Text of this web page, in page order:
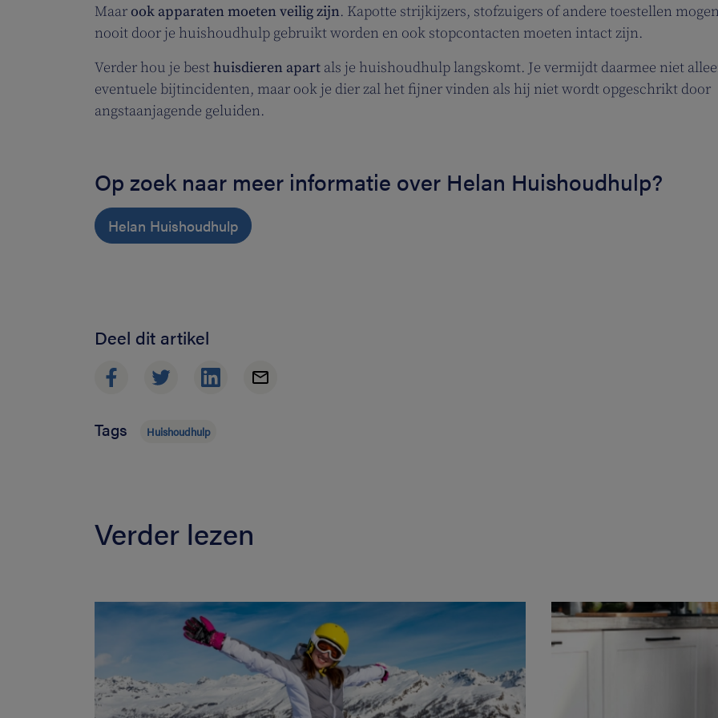
Maar ook apparaten moeten veilig zijn. Kapotte strijkijzers, stofzuigers of andere toestellen
nooit door je huishoudhulp gebruikt worden en ook stopcontacten moeten intact zijn.
Verder hou je besthuisdieren apart als je huishoudhulp langskomt. Je vermijdt daarmee niet
eventuele bijtincidenten, maar ook je dier zal het fijner vinden als hij niet wordt opgeschrikt door
angstaanjagende geluiden.
Op zoek naar meer informatie over Helan Huishoudhulp?
Helan Huishoudhulp
Deel dit artikel
Tags Huishoudhulp
Verder lezen